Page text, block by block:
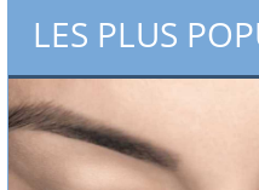
LES PLUS